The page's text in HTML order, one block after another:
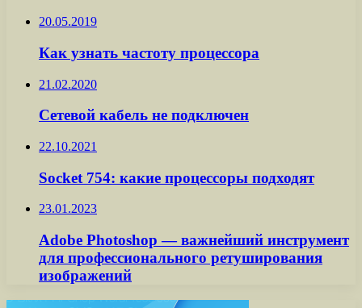
20.05.2019
Как узнать частоту процессора
21.02.2020
Сетевой кабель не подключен
22.10.2021
Socket 754: какие процессоры подходят
23.01.2023
Adobe Photoshop — важнейший инструмент
для профессионального ретуширования
изображений